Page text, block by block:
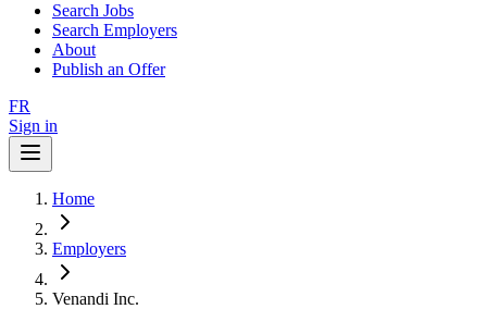
Search Jobs
Search Employers
About
Publish an Offer
FR
Sign in
Home
Employers
Venandi Inc.